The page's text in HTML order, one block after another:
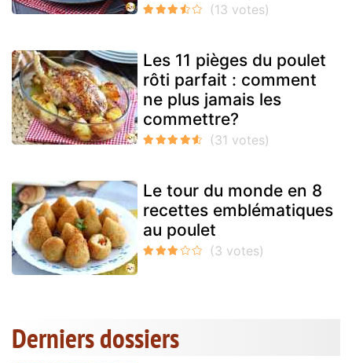
Les 11 pièges du poulet
rôti parfait : comment
ne plus jamais les
commettre?
Le tour du monde en 8
recettes emblématiques
au poulet
Derniers dossiers